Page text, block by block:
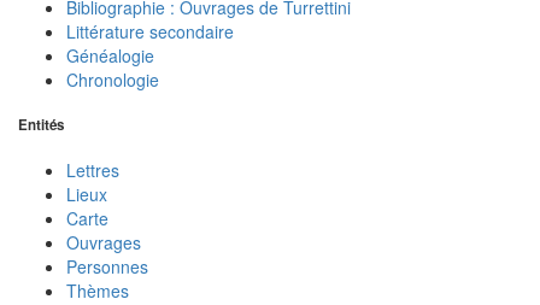
Bibliographie : Ouvrages de Turrettini
Littérature secondaire
Généalogie
Chronologie
Entités
Lettres
Lieux
Carte
Ouvrages
Personnes
Thèmes